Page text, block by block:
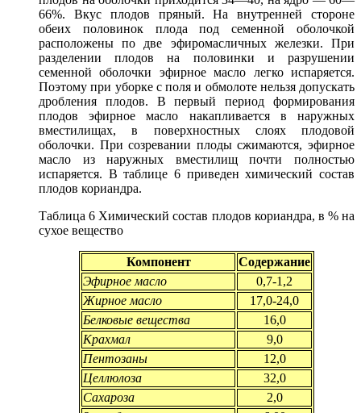
66%. Вкус плодов пряный. На внутренней стороне
обеих половинок плода под семенной оболочкой
расположены по две эфиромасличных железки. При
разделении плодов на половинки и разрушении
семенной оболочки эфирное масло легко испаряется.
Поэтому при уборке с поля и обмолоте нельзя допускать
дробления плодов. В первый период формирования
плодов эфирное масло накапливается в наружных
вместилищах, в поверхностных слоях плодовой
оболочки. При созревании плоды сжимаются, эфирное
масло из наружных вместилищ почти полностью
испаряется. В таблице 6 приведен химический состав
плодов кориандра.
Таблица 6 Химический состав плодов кориандра, в % на
сухое вещество
Компонент
Содержание
Эфирное масло
0,7-1,2
Жирное масло
17,0-24,0
Белковые вещества
16,0
Крахмал
9,0
Пентозаны
12,0
Целлюлоза
32,0
Сахароза
2,0